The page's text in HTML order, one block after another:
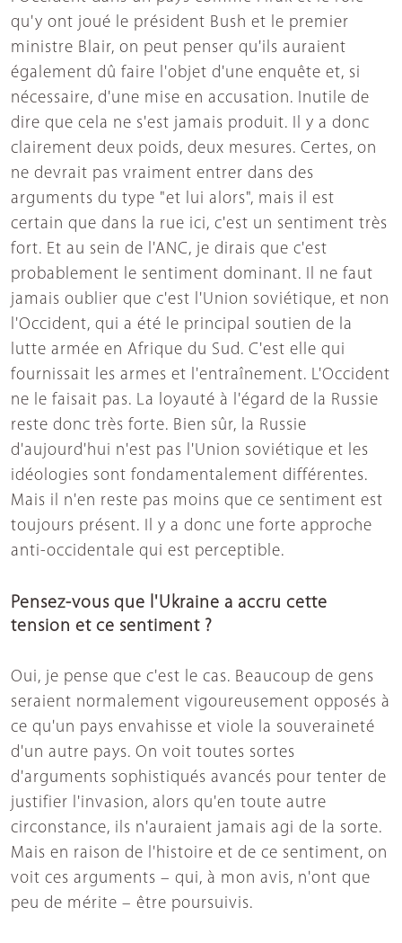
qu'y ont joué le président Bush et le premier
ministre Blair, on peut penser qu'ils auraient
également dû faire l'objet d'une enquête et, si
nécessaire, d'une mise en accusation. Inutile de
dire que cela ne s'est jamais produit. Il y a donc
clairement deux poids, deux mesures. Certes, on
ne devrait pas vraiment entrer dans des
arguments du type "et lui alors", mais il est
certain que dans la rue ici, c'est un sentiment très
fort. Et au sein de l'ANC, je dirais que c'est
probablement le sentiment dominant. Il ne faut
jamais oublier que c'est l'Union soviétique, et non
l'Occident, qui a été le principal soutien de la
lutte armée en Afrique du Sud. C'est elle qui
fournissait les armes et l'entraînement. L'Occident
ne le faisait pas. La loyauté à l'égard de la Russie
reste donc très forte. Bien sûr, la Russie
d'aujourd'hui n'est pas l'Union soviétique et les
idéologies sont fondamentalement différentes.
Mais il n'en reste pas moins que ce sentiment est
toujours présent. Il y a donc une forte approche
anti-occidentale qui est perceptible.
Pensez-vous que l'Ukraine a accru cette
tension et ce sentiment ?
Oui, je pense que c'est le cas. Beaucoup de gens
seraient normalement vigoureusement opposés à
ce qu'un pays envahisse et viole la souveraineté
d'un autre pays. On voit toutes sortes
d'arguments sophistiqués avancés pour tenter de
justifier l'invasion, alors qu'en toute autre
circonstance, ils n'auraient jamais agi de la sorte.
Mais en raison de l'histoire et de ce sentiment, on
voit ces arguments – qui, à mon avis, n'ont que
peu de mérite – être poursuivis.